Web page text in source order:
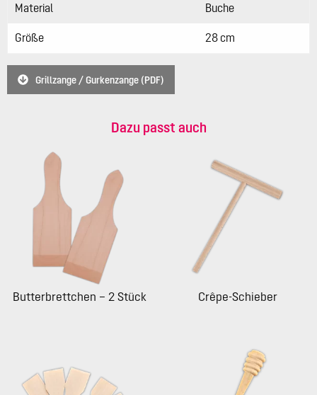
Material Buche
Größe 28 cm
Grillzange / Gurkenzange (PDF)
Dazu passt auch
Butterbrettchen – 2 Stück Crêpe-Schieber